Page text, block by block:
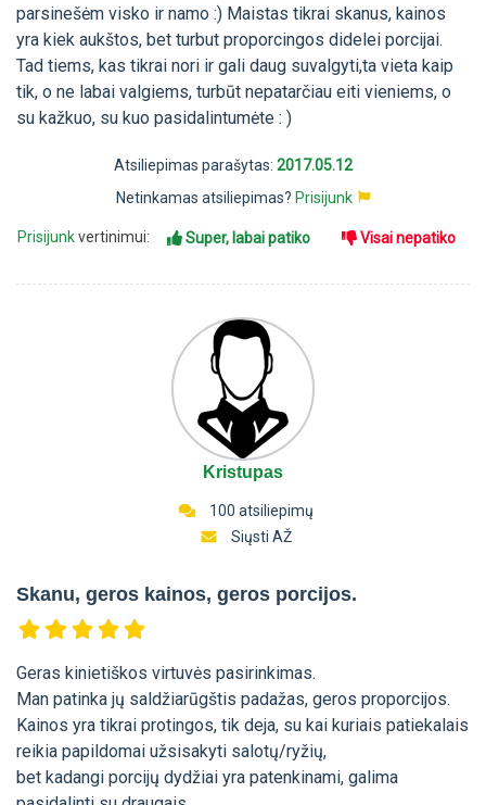
parsinešėm visko ir namo :) Maistas tikrai skanus, kainos
yra kiek aukštos, bet turbut proporcingos didelei porcijai.
Tad tiems, kas tikrai nori ir gali daug suvalgyti,ta vieta kaip
tik, o ne labai valgiems, turbūt nepatarčiau eiti vieniems, o
su kažkuo, su kuo pasidalintumėte : )
Atsiliepimas parašytas: 2017.05.12
Netinkamas atsiliepimas? Prisijunk
Prisijunkvertinimui: Super, labai patiko Visai nepatiko
Kristupas
100 atsiliepimų
Siųsti AŽ
Skanu, geros kainos, geros porcijos.
Geras kinietiškos virtuvės pasirinkimas.
Man patinka jų saldžiarūgštis padažas, geros proporcijos.
Kainos yra tikrai protingos, tik deja, su kai kuriais patiekalais
reikia papildomai užsisakyti salotų/ryžių,
bet kadangi porcijų dydžiai yra patenkinami, galima